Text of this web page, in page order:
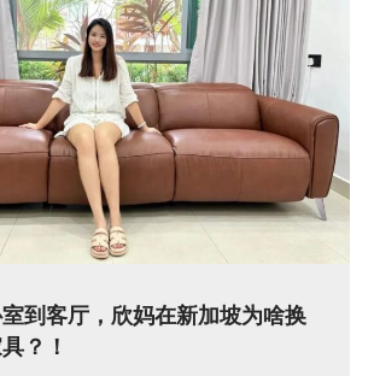
到客厅，欣妈在新加坡为啥换
？！